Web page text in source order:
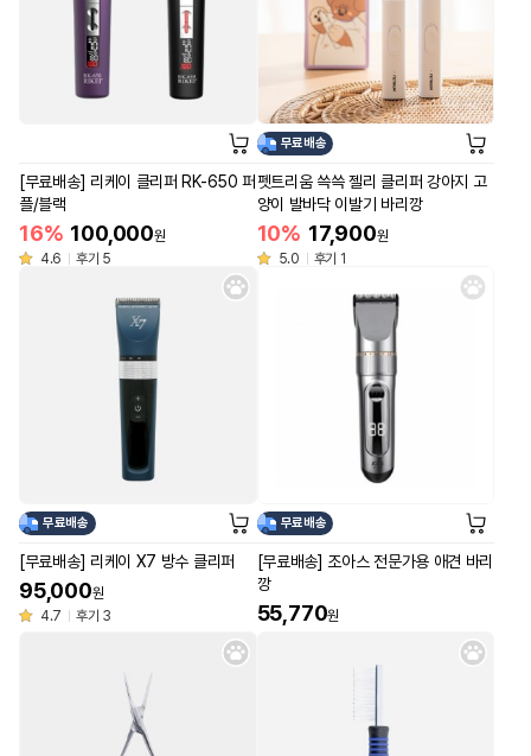
[무료배송] 리케이 클리퍼 RK-650 퍼
플/블랙
16% 100,000원
4.6
후기 5
무료배송
펫트리움 쓱쓱 젤리 클리퍼 강아지 고
양이 발바닥 이발기 바리깡
10% 17,900원
5.0
후기 1
무료배송
[무료배송] 리케이 X7 방수 클리퍼
95,000원
4.7
후기 3
무료배송
[무료배송] 조아스 전문가용 애견 바리
깡
55,770원